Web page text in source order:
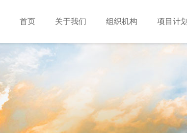
首页 关于我们 组织机构 项目计划